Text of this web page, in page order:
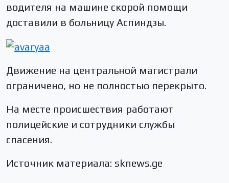
водителя на машине скорой помощи
доставили в больницу Аспиндзы.
Движение на центральной магистрали
ограничено, но не полностью перекрыто.
На месте происшествия работают
полицейские и сотрудники службы
спасения.
Источник материала: sknews.ge